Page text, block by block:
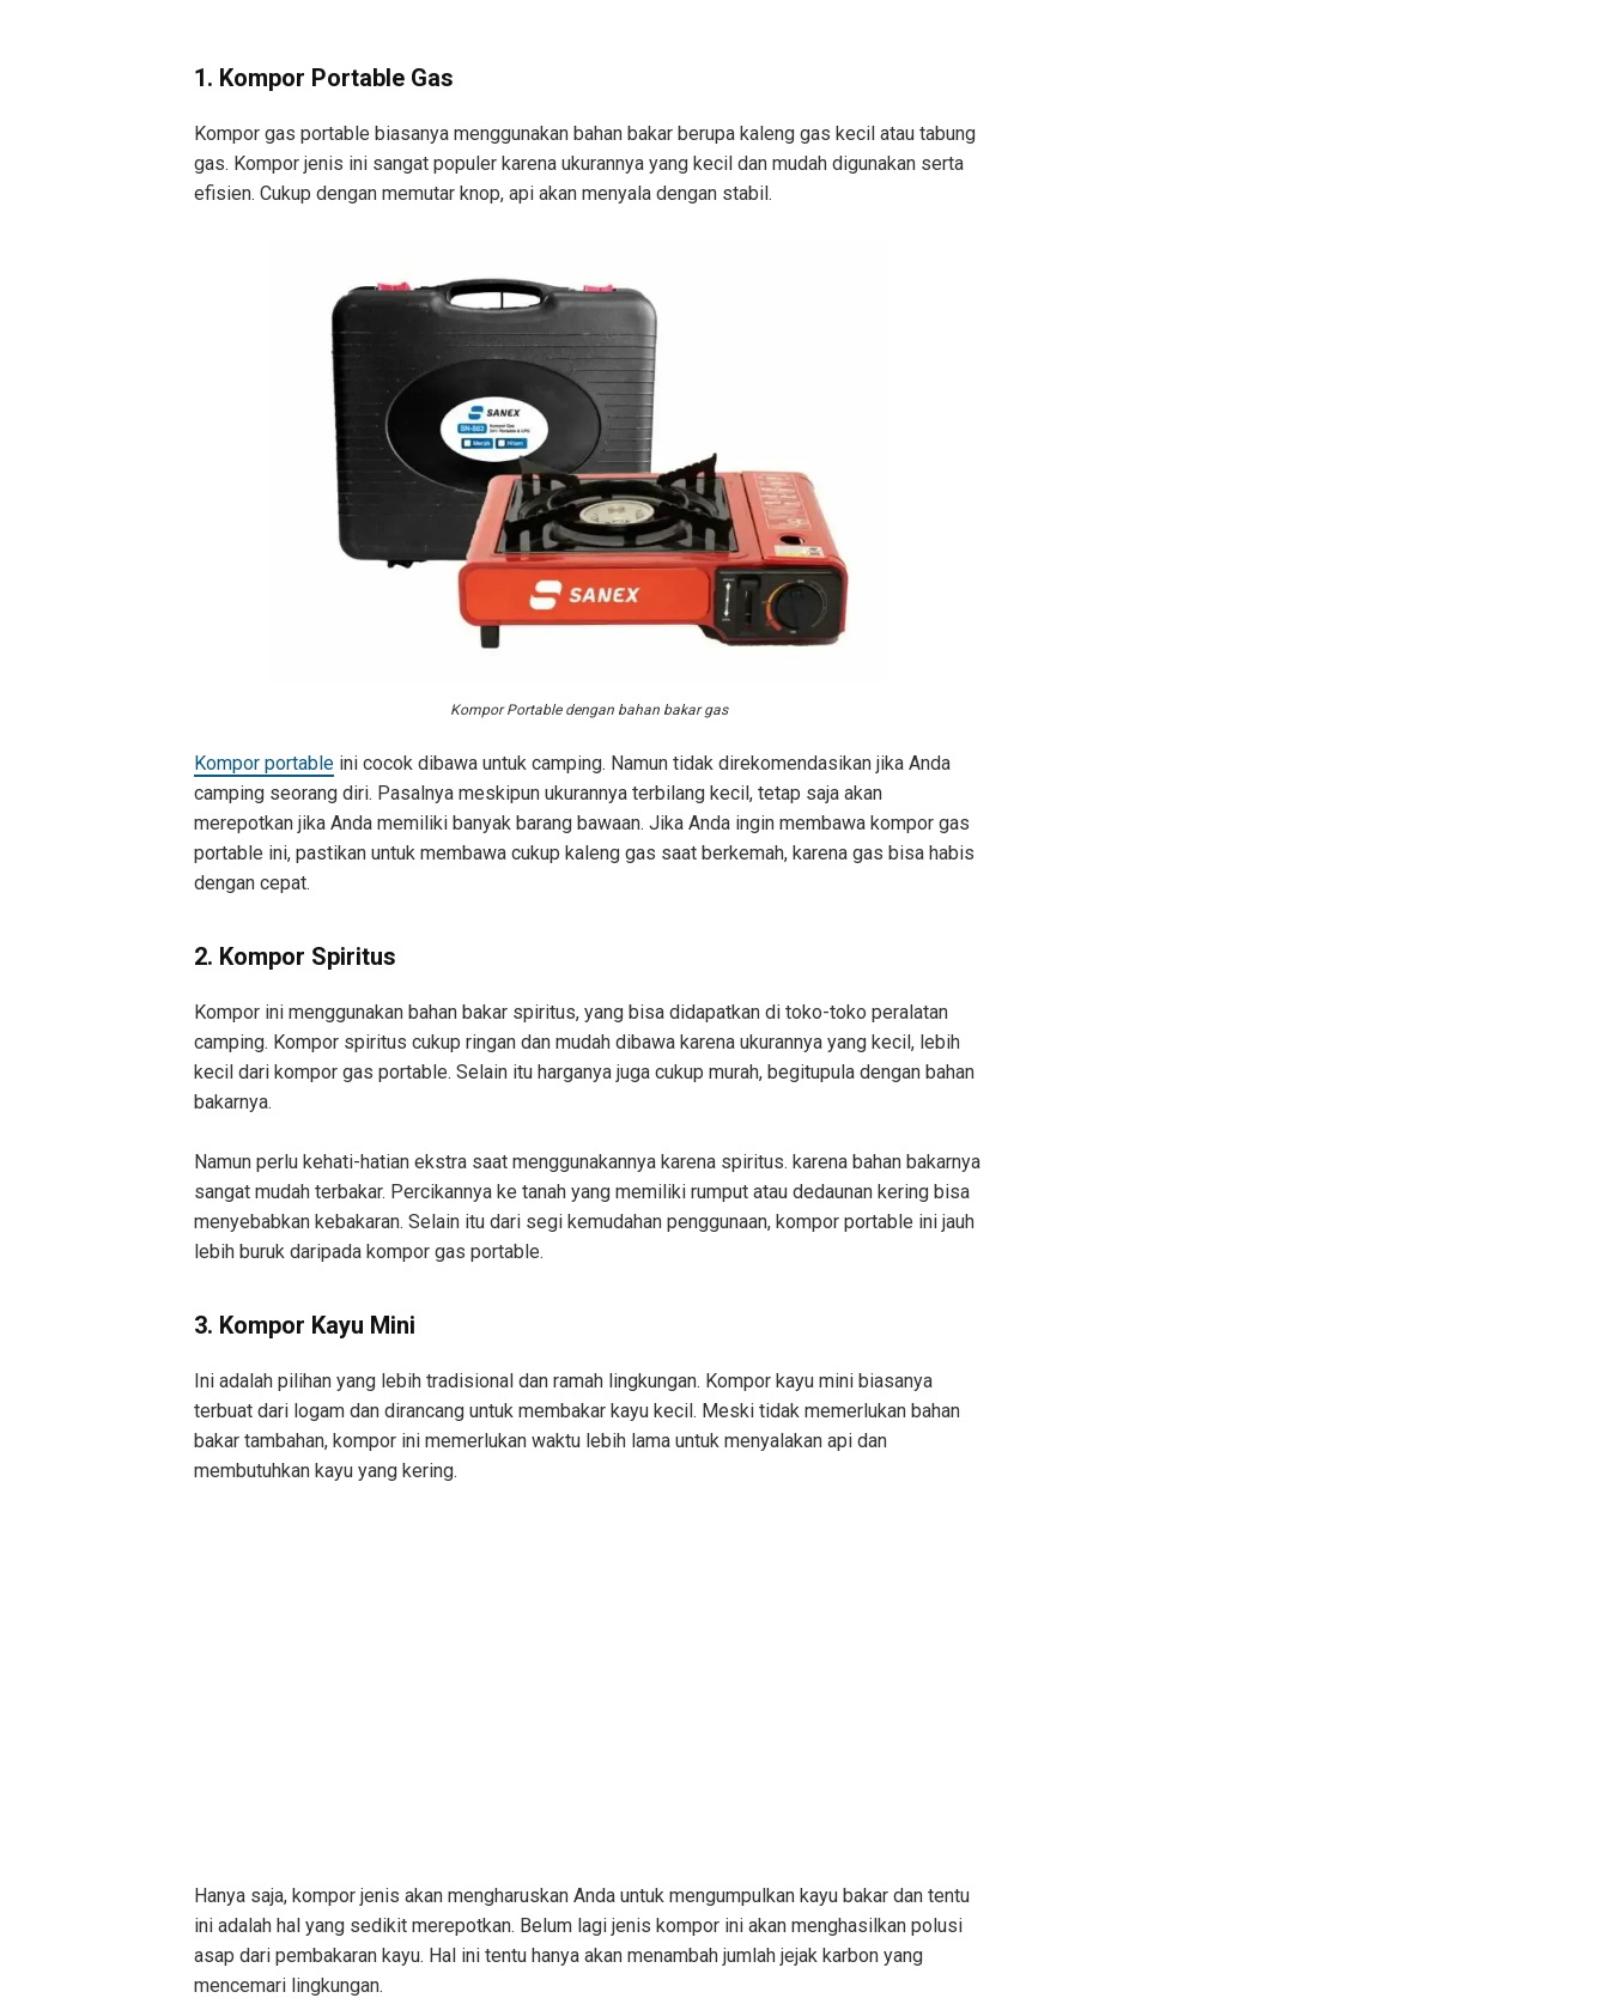
1. Kompor Portable Gas
Kompor gas portable biasanya menggunakan bahan bakar berupa kaleng gas kecil atau tabung
gas. Kompor jenis ini sangat populer karena ukurannya yang kecil dan mudah digunakan serta
efisien. Cukup dengan memutar knop, api akan menyala dengan stabil.
Kompor Portable dengan bahan bakar gas
Kompor portable ini cocok dibawa untuk camping. Namun tidak direkomendasikan jika Anda
camping seorang diri. Pasalnya meskipun ukurannya terbilang kecil, tetap saja akan
merepotkan jika Anda memiliki banyak barang bawaan. Jika Anda ingin membawa kompor gas
portable ini, pastikan untuk membawa cukup kaleng gas saat berkemah, karena gas bisa habis
dengan cepat.
2. Kompor Spiritus
Kompor ini menggunakan bahan bakar spiritus, yang bisa didapatkan di toko-toko peralatan
camping. Kompor spiritus cukup ringan dan mudah dibawa karena ukurannya yang kecil, lebih
kecil dari kompor gas portable. Selain itu harganya juga cukup murah, begitupula dengan bahan
bakarnya.
Namun perlu kehati-hatian ekstra saat menggunakannya karena spiritus. karena bahan bakarnya
sangat mudah terbakar. Percikannya ke tanah yang memiliki rumput atau dedaunan kering bisa
menyebabkan kebakaran. Selain itu dari segi kemudahan penggunaan, kompor portable ini jauh
lebih buruk daripada kompor gas portable.
3. Kompor Kayu Mini
Ini adalah pilihan yang lebih tradisional dan ramah lingkungan. Kompor kayu mini biasanya
terbuat dari logam dan dirancang untuk membakar kayu kecil. Meski tidak memerlukan bahan
bakar tambahan, kompor ini memerlukan waktu lebih lama untuk menyalakan api dan
membutuhkan kayu yang kering.
Hanya saja, kompor jenis akan mengharuskan Anda untuk mengumpulkan kayu bakar dan tentu
ini adalah hal yang sedikit merepotkan. Belum lagi jenis kompor ini akan menghasilkan polusi
asap dari pembakaran kayu. Hal ini tentu hanya akan menambah jumlah jejak karbon yang
mencemari lingkungan.